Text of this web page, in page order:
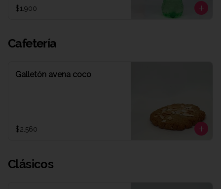
$1.900
Cafetería
Galletón avena coco
$2.560
Clásicos